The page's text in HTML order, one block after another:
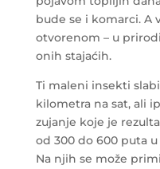
bude se i komarci. A
otvorenom – u
onih stajaćih.
Ti maleni insekti
kilometra na sat, ali
zujanje koje je
od 300 do 600 puta
Na njih se može